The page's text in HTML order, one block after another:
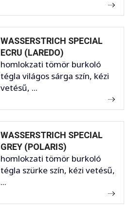
WASSERSTRICH SPECIAL
ECRU (LAREDO)
homlokzati tömör burkoló
tégla világos sárga szín, kézi
vetésű, ...
WASSERSTRICH SPECIAL
GREY (POLARIS)
homlokzati tömör burkoló
tégla szürke szín, kézi vetésű,
...